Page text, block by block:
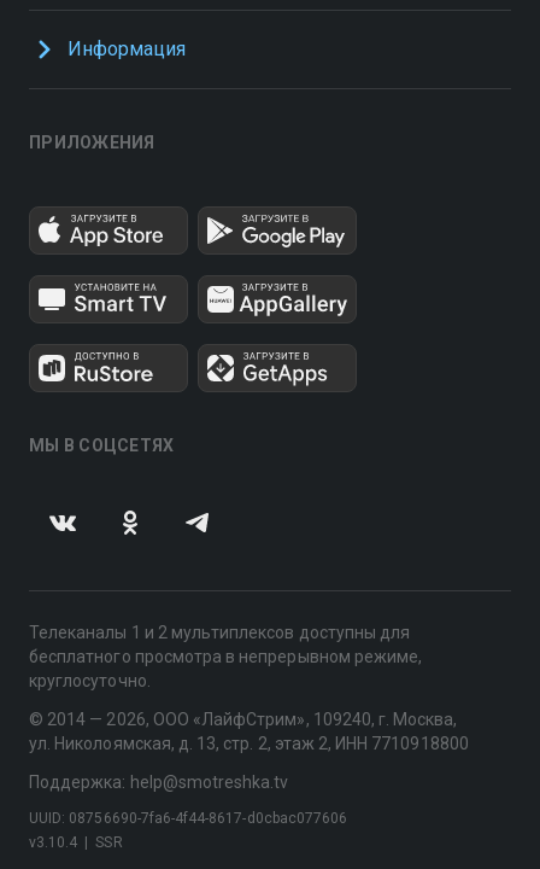
Информация
ПРИЛОЖЕНИЯ
МЫ В СОЦСЕТЯХ
Телеканалы 1 и 2 мультиплексов доступны для
бесплатного просмотра в непрерывном режиме,
круглосуточно.
© 2014 — 2026, ООО «ЛайфСтрим», 109240, г. Москва,
ул. Николоямская, д. 13, стр. 2, этаж 2, ИНН 7710918800
Поддержка: help@smotreshka.tv
v3.10.4 SSR
UUID: 08756690-7fa6-4f44-8617-d0cbac077606